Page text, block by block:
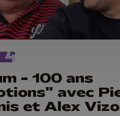
- 100 ans
avec
et Alex